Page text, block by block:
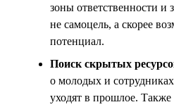
зоны ответственности
не самоцель, а скорее
потенциал.
Поиск скрытых
о молодых и
уходят в прошлое.